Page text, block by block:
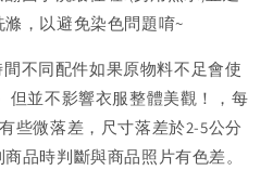
，以避免染色問題唷~
不同配件如果原物料不足會使
但並不影響衣服整體美觀！，每
些微落差，尺寸落差於2-5公分
品時判斷與商品照片有色差。